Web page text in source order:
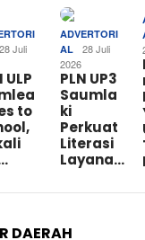
28 Juli
ULP
to
ADVERTORI
AL
28 Juli
2026
PLN UP3
Saumla
ki
Perkuat
Literasi
Layana…
DAERAH